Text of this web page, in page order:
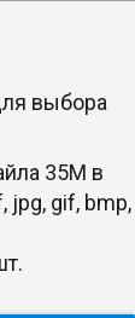
выбора
35M в
jpg, gif, bmp,